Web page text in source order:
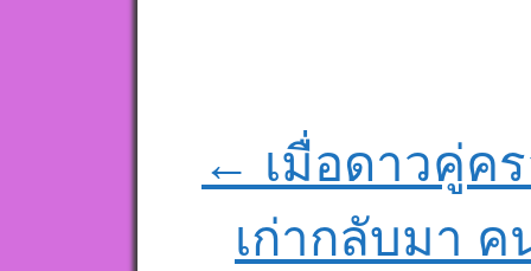
← เมื่อดาวคู่ค
เก่ากลับมา